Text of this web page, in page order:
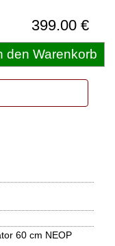
399.00 €
60 cm NEOP